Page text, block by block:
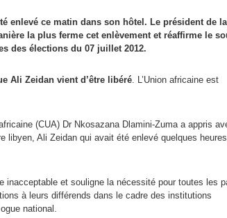
enlevé ce matin dans son hôtel. Le président de la
la plus ferme cet enlèvement et réaffirme le
des élections du 07 juillet 2012.
Ali Zeidan vient d’être libéré. L’Union africaine est
(CUA) Dr Nkosazana Dlamini-Zuma a appris
libyen, Ali Zeidan qui avait été enlevé quelques
inacceptable et souligne la nécessité pour toutes les
à leurs différends dans le cadre des institutions
national.